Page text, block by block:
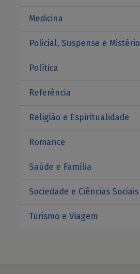
Medicina
Policial, Suspense e Mistério
Política
Referência
Religião e Espiritualidade
Romance
Saúde e Família
Sociedade e Ciências Sociais
Turismo e Viagem